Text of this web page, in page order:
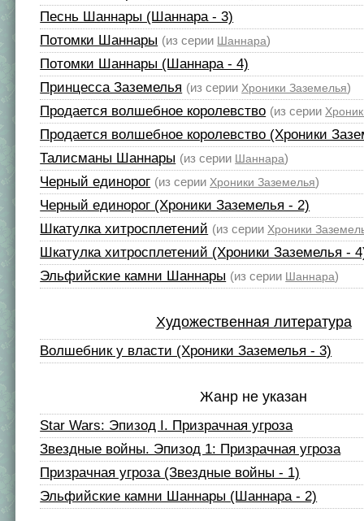
Песнь Шаннары (Шаннара - 3)
Потомки Шаннары (из серии Шаннара)
Потомки Шаннары (Шаннара - 4)
Принцесса Заземелья (из серии Хроники Заземелья)
Продается волшебное королевство (из серии
Продается волшебное королевство (Хроники
Талисманы Шаннары (из серии Шаннара)
Черный единорог (из серии Хроники Заземелья)
Черный единорог (Хроники Заземелья - 2)
Шкатулка хитросплетений (из серии Хроники
Шкатулка хитросплетений (Хроники Заземелья -
Эльфийские камни Шаннары (из серии Шаннара)
Художественная литература
Волшебник у власти (Хроники Заземелья - 3)
Жанр не указан
Star Wars: Эпизод I. Призрачная угроза
Звездные войны. Эпизод 1: Призрачная угроза
Призрачная угроза (Звездные войны - 1)
Эльфийские камни Шаннары (Шаннара - 2)